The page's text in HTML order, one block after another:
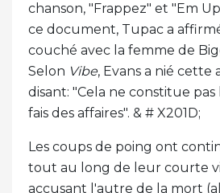
chanson, "Frappez" et "Em
ce document, Tupac a
couché avec la femme de
Selon Vibe, Evans a nié cette
disant: "Cela ne constitue
fais des affaires". & # X201D;
Les coups de poing ont
tout au long de leur courte
accusant l'autre de la mort